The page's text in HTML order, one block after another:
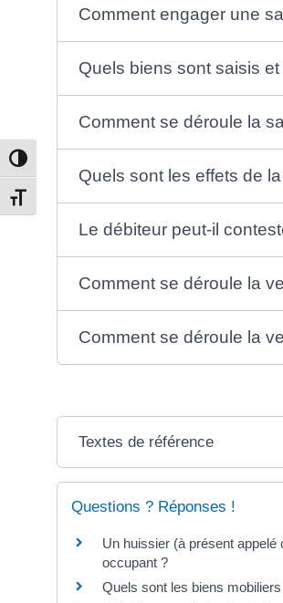
Passer en contraste élevé
Changer la taille de la police
Comment engager une
Quels biens sont saisis
Comment se déroule la
Quels sont les effets de
Le débiteur peut-il
Comment se déroule la
Comment se déroule la
Textes de référence
Questions ? Réponses !
Un huissier (à présent
occupant ?
Quels sont les biens